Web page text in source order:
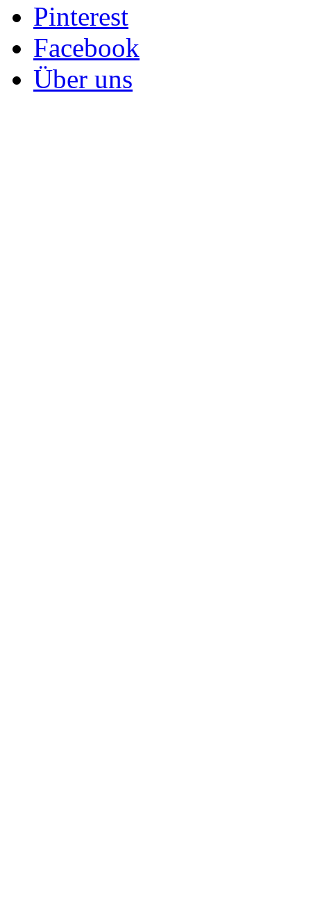
Pinterest
Facebook
Über uns